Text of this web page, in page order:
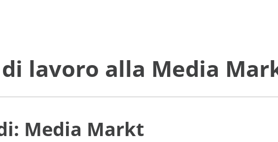
lavoro alla Media
Media Markt